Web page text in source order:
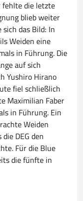
fehlte die letzte
blieb weiter
das Bild: In
Weiden eine
in Führung. Die
auf sich
Yushiro Hirano
fiel schließlich
Maximilian Faber
in Führung. Ein
Weiden
DEG den
Für die Blue
die fünfte in